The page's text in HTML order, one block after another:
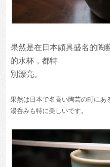
果然是在日本頗具盛名的陶
的水杯，都特
別漂亮。
果然は日本で名高い陶芸の町に
湯呑みも特に美しいです。